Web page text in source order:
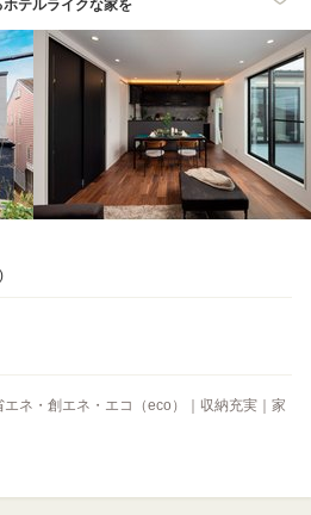
テルライクな家を
)
ネ・創エネ・エコ（eco）｜収納充実｜家